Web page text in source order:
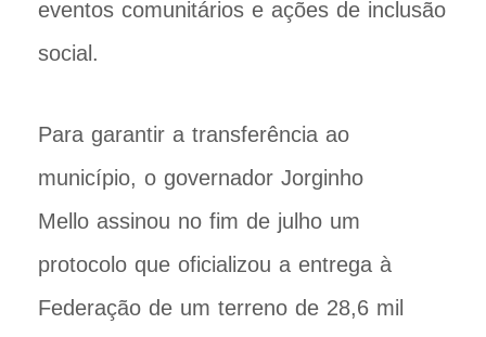
eventos comunitários e ações de inclusão
social.
Para garantir a transferência ao
município, o governador Jorginho
Mello assinou no fim de julho um
protocolo que oficializou a entrega à
Federação de um terreno de 28,6 mil